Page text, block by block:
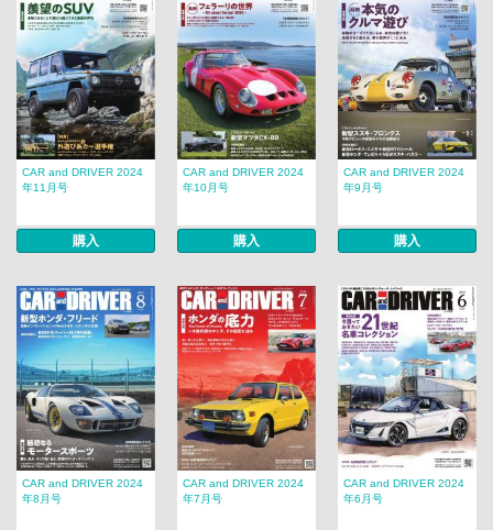
CAR and DRIVER 2024
年11月号
購入
CAR and DRIVER 2024
年10月号
購入
CAR and DRIVER 2024
年9月号
購入
CAR and DRIVER 2024
年8月号
CAR and DRIVER 2024
年7月号
CAR and DRIVER 2024
年6月号